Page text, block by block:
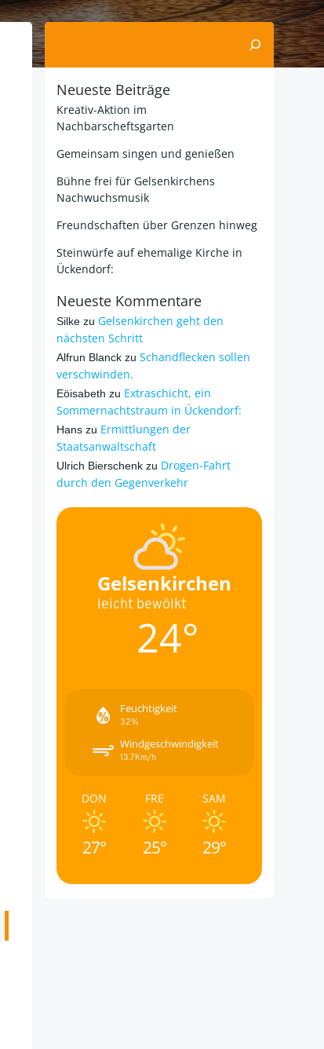
Suchen
Neueste Beiträge
Kreativ-Aktion im
Nachbarscheftsgarten
Gemeinsam singen und genießen
Bühne frei für Gelsenkirchens
Nachwuchsmusik
Freundschaften über Grenzen hinweg
Steinwürfe auf ehemalige Kirche in
Ückendorf:
Neueste Kommentare
Silke zu Gelsenkirchen geht den
nächsten Schritt
Alfrun Blanck zu Schandflecken sollen
verschwinden.
Eöisabeth zu Extraschicht, ein
Sommernachtstraum in Ückendorf:
Hans zu Ermittlungen der
Staatsanwaltschaft
Ulrich Bierschenk zu Drogen-Fahrt
durch den Gegenverkehr
Gelsenkirchen
leicht bewölkt
24°
Feuchtigkeit
32%
Windgeschwindigkeit
13.7Km/h
DON
27°
FRE
25°
SAM
29°